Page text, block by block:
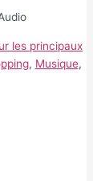
les principaux
, Musique,